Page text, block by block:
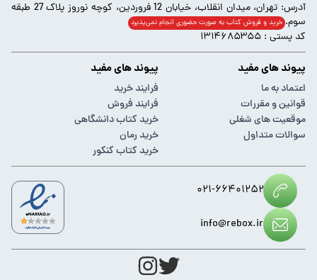
آدرس: تهران، میدان انقلاب، خیابان 12 فروردین، کوچه نوروز پلاک 27 طبقه
سوم. خرید و فروش کتاب به صورت حضوری انجام‌ نمی‌پذیرد
کد پستی : ۱۳۱۴۶۸۵۳۵۵
پیوند های مفید
اعتماد به ما
قوانین و مقررات
موقعیت های شغلی
سوالات متداول
پیوند های مفید
فرایند خرید
فرایند فروش
خرید کتاب دانشگاهی
خرید رمان
خرید کتاب کنکور
۰۲۱-۶۶۴۰۱۲۵۲
info@rebox.ir